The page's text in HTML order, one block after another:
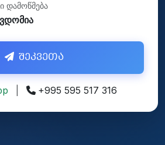
დამოწმება
შეკვეთა
+995 595 517 316